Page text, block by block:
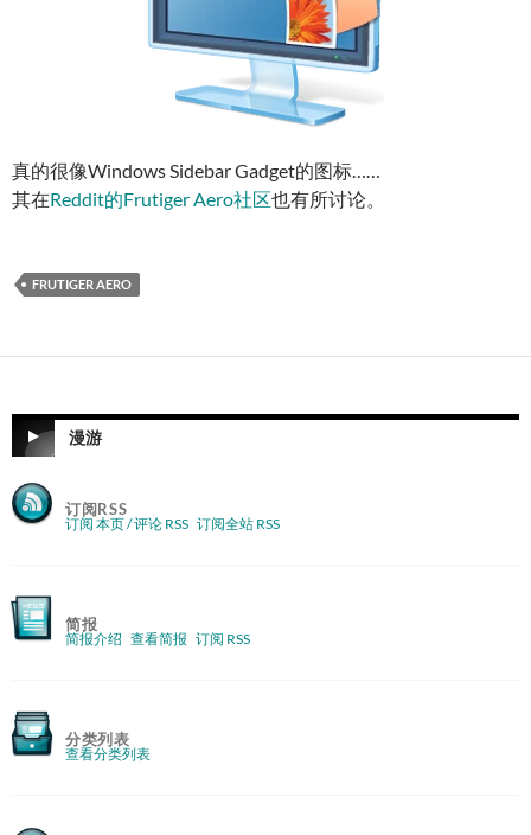
真的很像Windows Sidebar Gadget的图标……
其在Reddit的Frutiger Aero社区也有所讨论。
FRUTIGER AERO
漫游
订阅RSS
订阅 本页 / 评论 RSS 订阅全站 RSS
简报
简报介绍 查看简报 订阅 RSS
分类列表
查看分类列表